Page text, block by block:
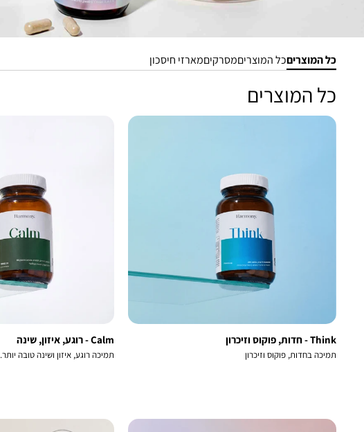
מסרקים
כל המוצריםכל המוצריםמסרקיםמארזי חיסכון
כל המוצרים
Think - חדות, פוקוס וזיכרון
תמיכה בחדות, פוקוס וזיכרון
Calm - רוגע, איזון, שינה
תמיכה רוגע, איזון ושינה טובה יותר.